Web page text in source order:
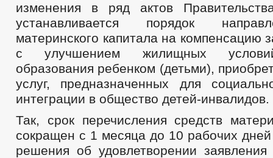
изменения в ряд актов
устанавливается порядок
материнского капитала на компенсацию
с улучшением жилищных
образования ребенком (детьми),
услуг, предназначенных для
интеграции в общество детей-инвалидов.
Так, срок перечисления средств
сокращен с 1 месяца до 10 рабочих
решения об удовлетворении